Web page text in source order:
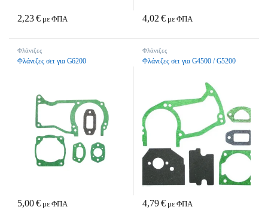
2,23€ με ΦΠΑ 4,02€ με ΦΠΑ
Φλάντζες
Φλάντζες σετ για G6200
5,00€ με ΦΠΑ
Φλάντζες
Φλάντζες σετ για G4500 / G5200
4,79€ με ΦΠΑ